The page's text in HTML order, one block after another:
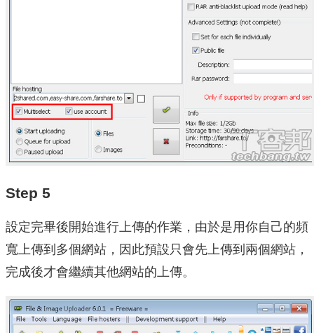
Step 5
設定完畢後開始進行上傳的作業，由於是用你自己的頻
寬上傳到多個網站，因此預設只會先上傳到兩個網站，
完成後才會繼續其他網站的上傳。